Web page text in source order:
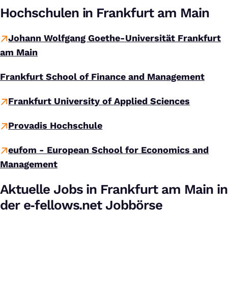
Hochschulen in Frankfurt am Main
Johann Wolfgang Goethe-Universität Frankfurt
am Main
Frankfurt School of Finance and Management
Frankfurt University of Applied Sciences
Provadis Hochschule
eufom - European School for Economics and
Management
Aktuelle Jobs in Frankfurt am Main in
der e‑fellows.net Jobbörse